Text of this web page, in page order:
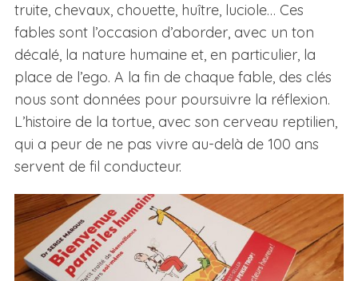
truite, chevaux, chouette, huître, luciole… Ces
fables sont l’occasion d’aborder, avec un ton
décalé, la nature humaine et, en particulier, la
place de l’ego. A la fin de chaque fable, des clés
nous sont données pour poursuivre la réflexion.
L’histoire de la tortue, avec son cerveau reptilien,
qui a peur de ne pas vivre au-delà de 100 ans
servent de fil conducteur.